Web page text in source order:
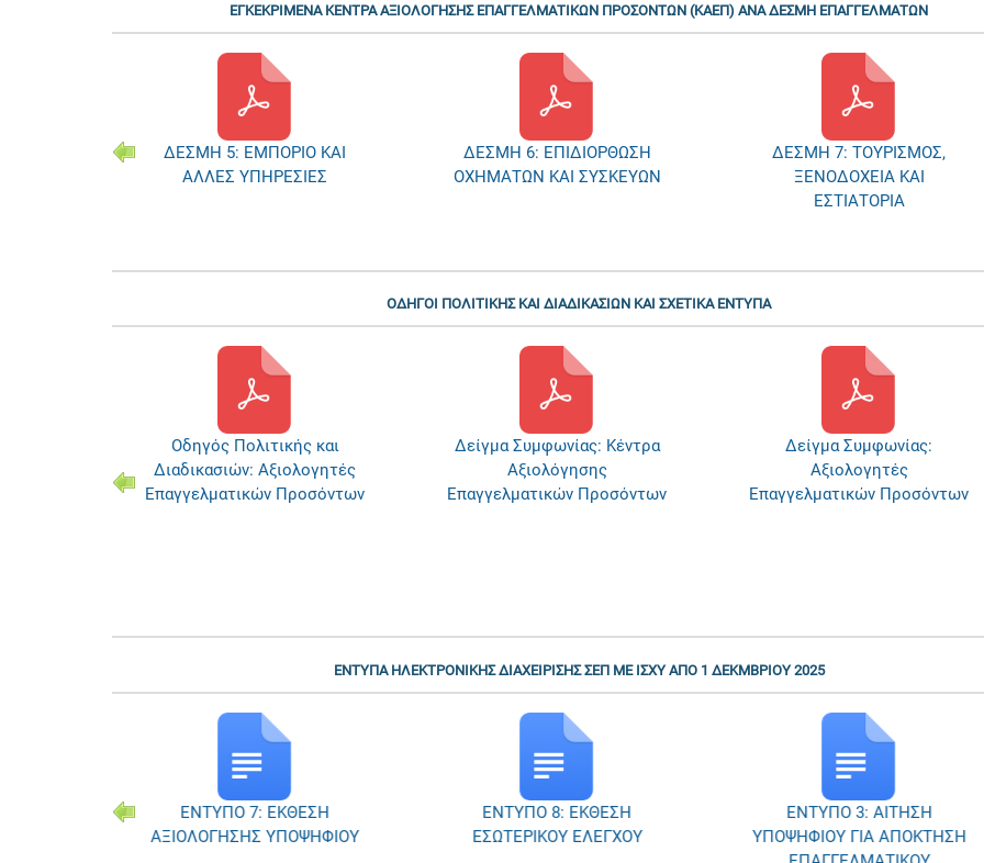
ΕΓΚΕΚΡΙΜΕΝΑ ΚΕΝΤΡΑ ΑΞΙΟΛΟΓΗΣΗΣ ΕΠΑΓΓΕΛΜΑΤΙΚΩΝ ΠΡΟΣΟΝΤΩΝ (ΚΑΕΠ) ΑΝΑ ΔΕΣΜΗ ΕΠΑΓΓΕΛΜΑΤΩΝ
ΔΕΣΜΗ 5: ΕΜΠΟΡΙΟ ΚΑΙ
ΑΛΛΕΣ ΥΠΗΡΕΣΙΕΣ
ΔΕΣΜΗ 6: ΕΠΙΔΙΟΡΘΩΣΗ
ΟΧΗΜΑΤΩΝ ΚΑΙ ΣΥΣΚΕΥΩΝ
ΔΕΣΜΗ 7: ΤΟΥΡΙΣΜΟΣ,
ΞΕΝΟΔΟΧΕΙΑ ΚΑΙ
ΕΣΤΙΑΤΟΡΙΑ
ΟΔΗΓΟΙ ΠΟΛΙΤΙΚΗΣ ΚΑΙ ΔΙΑΔΙΚΑΣΙΩΝ ΚΑΙ ΣΧΕΤΙΚΑ ΕΝΤΥΠΑ
Οδηγός Πολιτικής και
Διαδικασιών: Αξιολογητές
Επαγγελματικών Προσόντων
Δείγμα Συμφωνίας: Κέντρα
Αξιολόγησης
Επαγγελματικών Προσόντων
Δείγμα Συμφωνίας:
Αξιολογητές
Επαγγελματικών Προσόντων
ΕΝΤΥΠΑ ΗΛΕΚΤΡΟΝΙΚΗΣ ΔΙΑΧΕΙΡΙΣΗΣ ΣΕΠ ΜΕ ΙΣΧΥ ΑΠΟ 1 ΔΕΚΜΒΡΙΟΥ 2025
ΕΝΤΥΠΟ 7: ΕΚΘΕΣΗ
ΑΞΙΟΛΟΓΗΣΗΣ ΥΠΟΨΗΦΙΟΥ
ΕΝΤΥΠΟ 8: ΕΚΘΕΣΗ
ΕΣΩΤΕΡΙΚΟΥ ΕΛΕΓΧΟΥ
ΕΝΤΥΠΟ 3: ΑΙΤΗΣΗ
ΥΠΟΨΗΦΙΟΥ ΓΙΑ ΑΠΟΚΤΗΣΗ